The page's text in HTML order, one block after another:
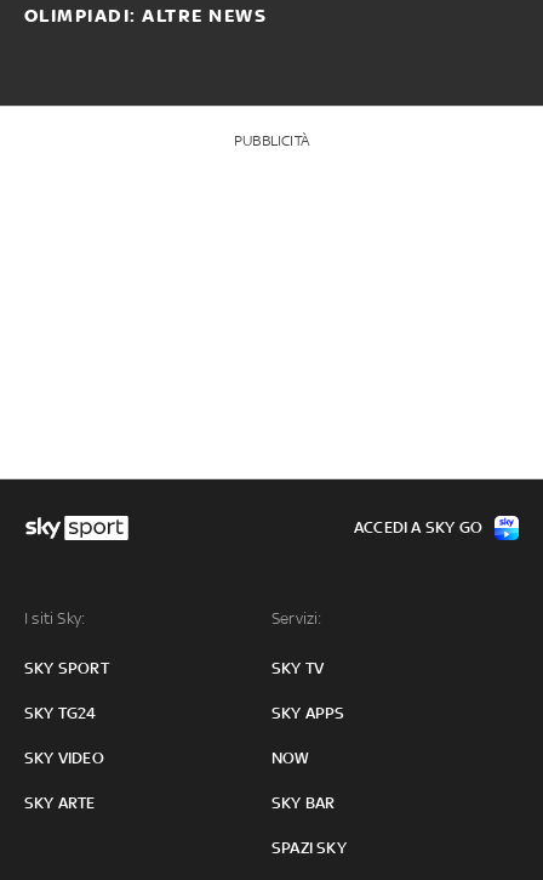
OLIMPIADI: ALTRE NEWS
PUBBLICITÀ
I siti Sky:
SKY SPORT
SKY TG24
SKY VIDEO
SKY ARTE
Servizi:
SKY TV
SKY APPS
NOW
SKY BAR
SPAZI SKY
ACCEDI A SKY GO